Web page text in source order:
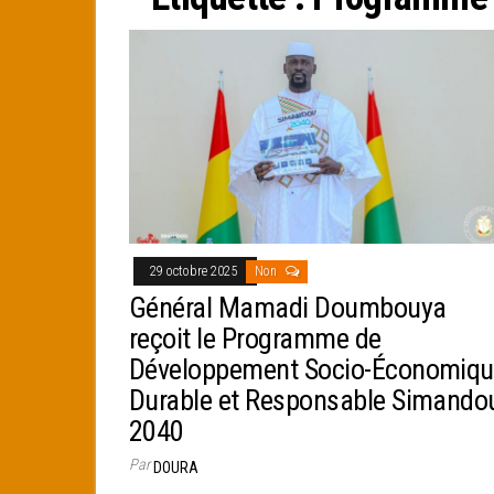
29 octobre 2025 Non
Général Mamadi Doumbouya
reçoit le Programme de
Développement Socio-
Durable et Responsable
2040
ParDOURA